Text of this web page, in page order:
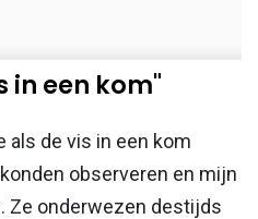
in een kom"
als de vis in een kom
observeren en mijn
Ze onderwezen destijds